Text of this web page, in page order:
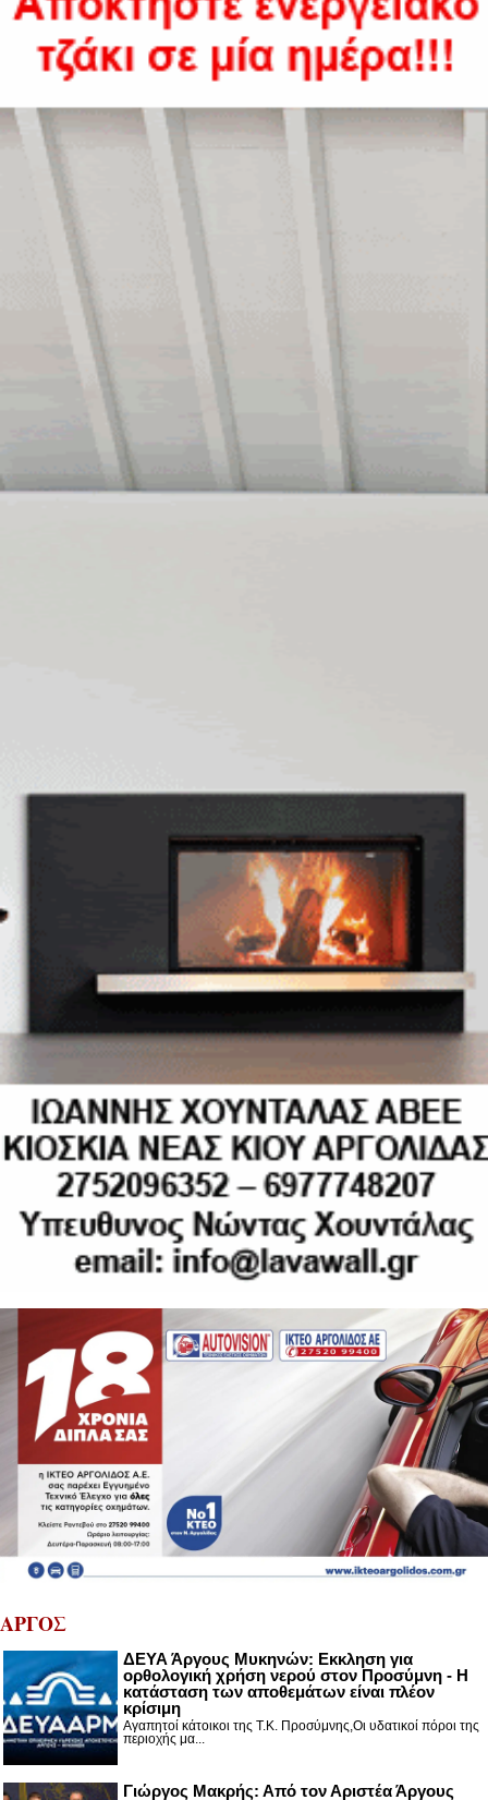
ΑΡΓΟΣ
ΔΕΥΑ Άργους Μυκηνών: Εκκληση για
ορθολογική χρήση νερού στον Προσύμνη - Η
κατάσταση των αποθεμάτων είναι πλέον
κρίσιμη
Αγαπητοί κάτοικοι της Τ.Κ. Προσύμνης,Οι υδατικοί πόροι της
περιοχής μα...
Γιώργος Μακρής: Από τον Αριστέα Άργους